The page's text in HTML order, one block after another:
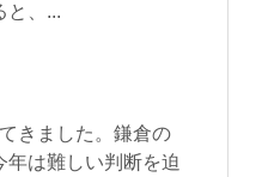
と、...
きました。鎌倉の
は難しい判断を迫